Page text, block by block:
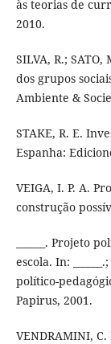
às teorias de
2010.
SILVA, R.;
dos grupos
Ambiente &
STAKE, R. E.
Espanha:
VEIGA, I. P. A.
construção
______. Projeto
escola. In:
político-
Papirus, 2001.
VENDRAMINI,